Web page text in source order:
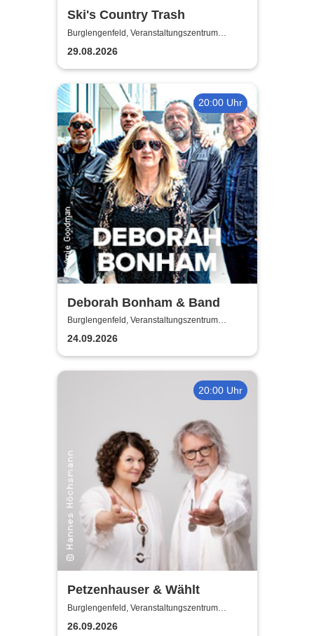
Ski's Country Trash
Burglengenfeld, Veranstaltungszentrum
Pfarrheim
29.08.2026
20:00 Uhr
Deborah Bonham & Band
Burglengenfeld, Veranstaltungszentrum
Pfarrheim
24.09.2026
20:00 Uhr
Petzenhauser & Wählt
Burglengenfeld, Veranstaltungszentrum
Pfarrheim
26.09.2026